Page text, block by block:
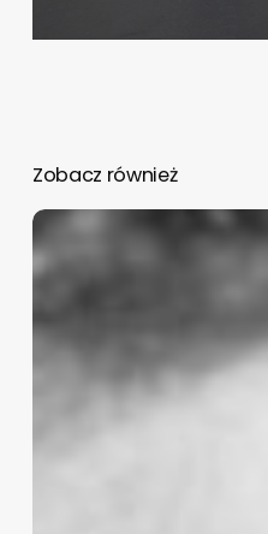
Zobacz również